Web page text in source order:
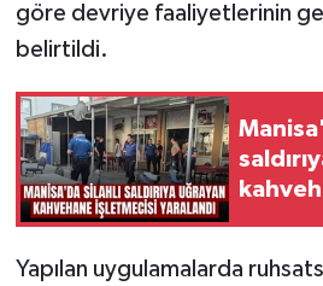
göre devriye faaliyetlerinin
belirtildi.
Yapılan uygulamalarda